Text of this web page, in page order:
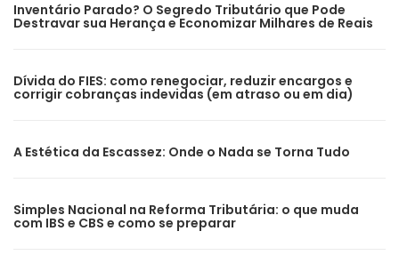
Inventário Parado? O Segredo Tributário que Pode
Destravar sua Herança e Economizar Milhares de Reais
Dívida do FIES: como renegociar, reduzir encargos e
corrigir cobranças indevidas (em atraso ou em dia)
A Estética da Escassez: Onde o Nada se Torna Tudo
Simples Nacional na Reforma Tributária: o que muda
com IBS e CBS e como se preparar